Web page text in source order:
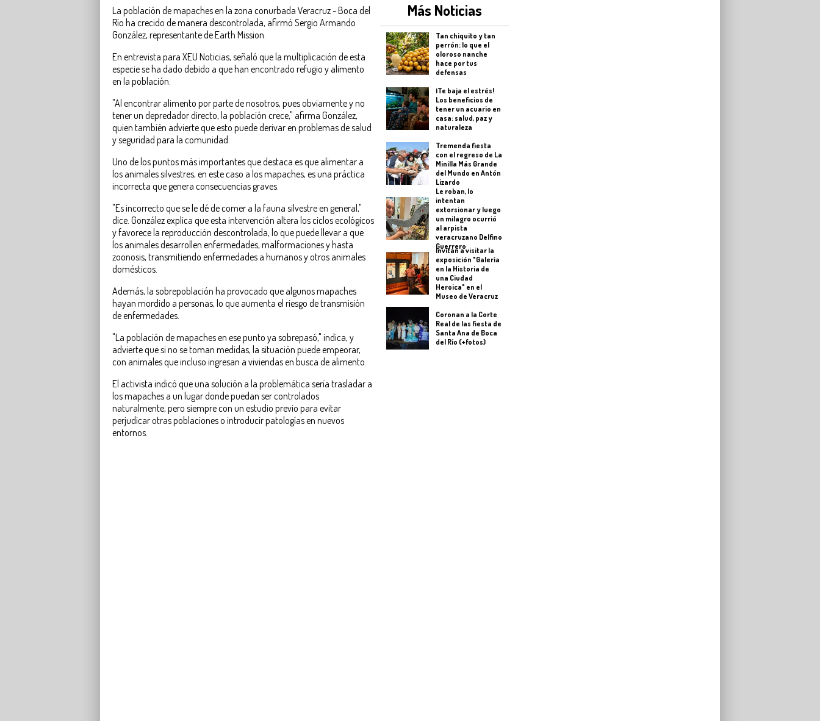
La población de mapaches en la zona conurbada Veracruz - Boca del
Río ha crecido de manera descontrolada, afirmó Sergio Armando
González, representante de Earth Mission.
En entrevista para XEU Noticias, señaló que la multiplicación de esta
especie se ha dado debido a que han encontrado refugio y alimento
en la población.
"Al encontrar alimento por parte de nosotros, pues obviamente y no
tener un depredador directo, la población crece," afirma González,
quien también advierte que esto puede derivar en problemas de salud
y seguridad para la comunidad.
Uno de los puntos más importantes que destaca es que alimentar a
los animales silvestres, en este caso a los mapaches, es una práctica
incorrecta que genera consecuencias graves.
"Es incorrecto que se le dé de comer a la fauna silvestre en general,"
dice. González explica que esta intervención altera los ciclos ecológicos
y favorece la reproducción descontrolada, lo que puede llevar a que
los animales desarrollen enfermedades, malformaciones y hasta
zoonosis, transmitiendo enfermedades a humanos y otros animales
domésticos.
Además, la sobrepoblación ha provocado que algunos mapaches
hayan mordido a personas, lo que aumenta el riesgo de transmisión
de enfermedades.
"La población de mapaches en ese punto ya sobrepasó," indica, y
advierte que si no se toman medidas, la situación puede empeorar,
con animales que incluso ingresan a viviendas en busca de alimento.
El activista indicó que una solución a la problemática sería trasladar a
los mapaches a un lugar donde puedan ser controlados
naturalmente, pero siempre con un estudio previo para evitar
perjudicar otras poblaciones o introducir patologías en nuevos
entornos.
Más Noticias
Tan chiquito y tan
perrón: lo que el
oloroso nanche
hace por tus
defensas
¡Te baja el estrés!
Los beneficios de
tener un acuario en
casa: salud, paz y
naturaleza
Tremenda fiesta
con el regreso de La
Minilla Más Grande
del Mundo en Antón
Lizardo
Le roban, lo
intentan
extorsionar y luego
un milagro ocurrió
al arpista
veracruzano Delfino
Guerrero
Invitan a visitar la
exposición "Galería
en la Historia de
una Ciudad
Heroica" en el
Museo de Veracruz
Coronan a la Corte
Real de las fiesta de
Santa Ana de Boca
del Río (+fotos)